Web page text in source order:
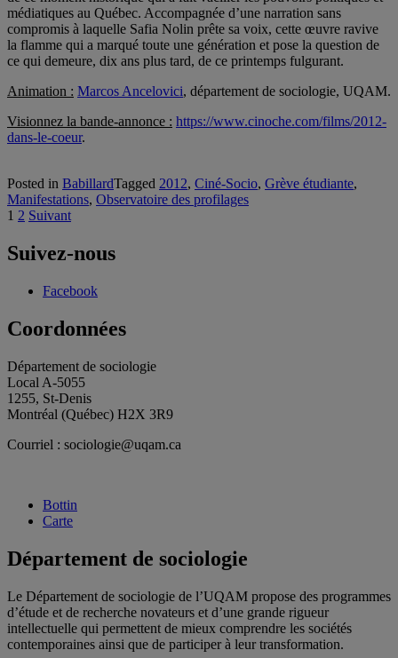
médiatiques au Québec. Accompagnée d’une narration sans
compromis à laquelle Safia Nolin prête sa voix, cette œuvre ravive
la flamme qui a marqué toute une génération et pose la question de
ce qui demeure, dix ans plus tard, de ce printemps fulgurant.
Animation : Marcos Ancelovici, département de sociologie, UQAM.
Visionnez la bande-annonce : https://www.cinoche.com/films/2012-
dans-le-coeur.
Posted in BabillardTagged 2012, Ciné-Socio, Grève étudiante,
Manifestations, Observatoire des profilages
Pagination
des
publications
1 2 Suivant
Suivez-nous
Facebook
Coordonnées
Département de sociologie
Local A-5055
1255, St-Denis
Montréal (Québec) H2X 3R9
Courriel : sociologie@uqam.ca
Bottin
Carte
Département de sociologie
Le Département de sociologie de l’UQAM propose des programmes
d’étude et de recherche novateurs et d’une grande rigueur
intellectuelle qui permettent de mieux comprendre les sociétés
contemporaines ainsi que de participer à leur transformation.